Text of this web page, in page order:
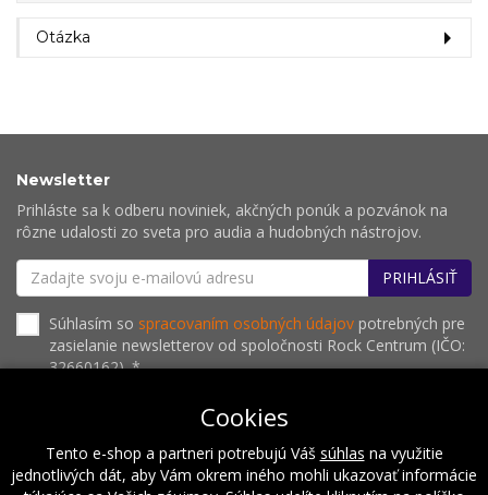
Otázka
Newsletter
Prihláste sa k odberu noviniek, akčných ponúk a pozvánok na
rôzne udalosti zo sveta pro audia a hudobných nástrojov.
PRIHLÁSIŤ
Súhlasím so spracovaním osobných údajov potrebných pre
zasielanie newsletterov od spoločnosti Rock Centrum (IČO:
32660162). *
O nás Naše hodnoty Inštalácie
Referencie
Kalendár podujatí
Kontakt
Cookies
Tento e-shop a partneri potrebujú Váš súhlas na využitie
jednotlivých dát, aby Vám okrem iného mohli ukazovať informácie